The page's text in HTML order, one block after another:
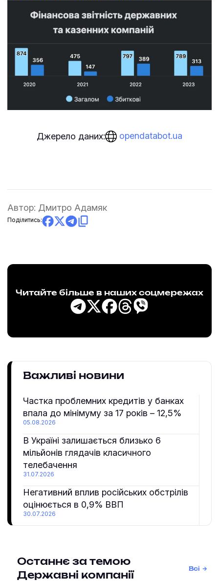
Джерело даних: opendatabot.ua
Автор: Дмитро Адамяк
Поділитись:
Читайте більше в наших соцмережах
Важливі новини
Частка проблемних кредитів у банках
впала до мінімуму за 17 років – 12,5%
05.08.2026
В Україні залишається близько 6
мільйонів глядачів класичного
телебачення
31.07.2026
Негативний вплив російських обстрілів
оцінюється в 0,9% ВВП
30.07.2026
Останнє за темою
Державні компанії
Всі